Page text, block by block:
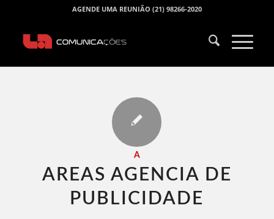
AGENDE UMA REUNIÃO (21) 98266-2020
A
AREAS AGENCIA DE
PUBLICIDADE​